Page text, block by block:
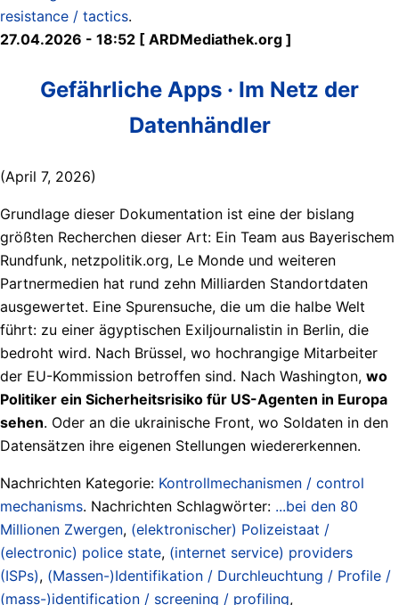
resistance / tactics.
27.04.2026 - 18:52 [ ARDMediathek.org ]
Gefährliche Apps · Im Netz der
Datenhändler
(April 7, 2026)
Grundlage dieser Dokumentation ist eine der bislang
größten Recherchen dieser Art: Ein Team aus Bayerischem
Rundfunk, netzpolitik.org, Le Monde und weiteren
Partnermedien hat rund zehn Milliarden Standortdaten
ausgewertet. Eine Spurensuche, die um die halbe Welt
führt: zu einer ägyptischen Exiljournalistin in Berlin, die
bedroht wird. Nach Brüssel, wo hochrangige Mitarbeiter
der EU-Kommission betroffen sind. Nach Washington, wo
Politiker ein Sicherheitsrisiko für US-Agenten in Europa
sehen. Oder an die ukrainische Front, wo Soldaten in den
Datensätzen ihre eigenen Stellungen wiedererkennen.
Nachrichten Kategorie: Kontrollmechanismen / control
mechanisms. Nachrichten Schlagwörter: ...bei den 80
Millionen Zwergen, (elektronischer) Polizeistaat /
(electronic) police state, (internet service) providers
(ISPs), (Massen-)Identifikation / Durchleuchtung / Profile /
(mass-)identification / screening / profiling,